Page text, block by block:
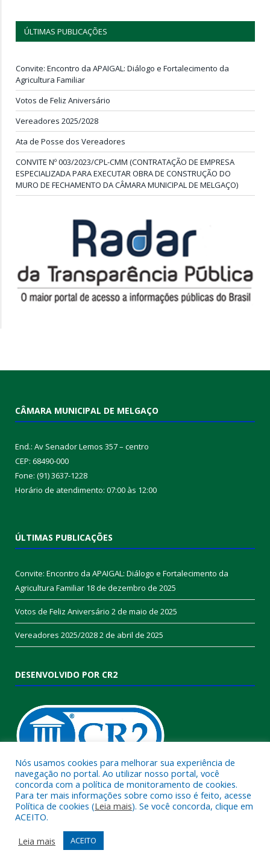
ÚLTIMAS PUBLICAÇÕES
Convite: Encontro da APAIGAL: Diálogo e Fortalecimento da
Agricultura Familiar
Votos de Feliz Aniversário
Vereadores 2025/2028
Ata de Posse dos Vereadores
CONVITE Nº 003/2023/CPL-CMM (CONTRATAÇÃO DE EMPRESA
ESPECIALIZADA PARA EXECUTAR OBRA DE CONSTRUÇÃO DO
MURO DE FECHAMENTO DA CÂMARA MUNICIPAL DE MELGAÇO)
CÂMARA MUNICIPAL DE MELGAÇO
End.: Av Senador Lemos 357 – centro
CEP: 68490-000
Fone: (91) 3637-1228
Horário de atendimento: 07:00 às 12:00
ÚLTIMAS PUBLICAÇÕES
Convite: Encontro da APAIGAL: Diálogo e Fortalecimento da
Agricultura Familiar 18 de dezembro de 2025
Votos de Feliz Aniversário 2 de maio de 2025
Vereadores 2025/20282 de abril de 2025
DESENVOLVIDO POR CR2
Muito mais quecriar siteousistema para prefeituras!
Realizamos umaassessoriacompleta, onde garantimos em
contrato que todas as exigências das
serão atendidas.
Nós usamos cookies para melhorar sua experiência de
navegação no portal. Ao utilizar nosso portal, você
concorda com a política de monitoramento de cookies.
Para ter mais informações sobre como isso é feito, acesse
Política de cookies (Leia mais). Se você concorda, clique em
ACEITO.
Leia mais
ACEITO